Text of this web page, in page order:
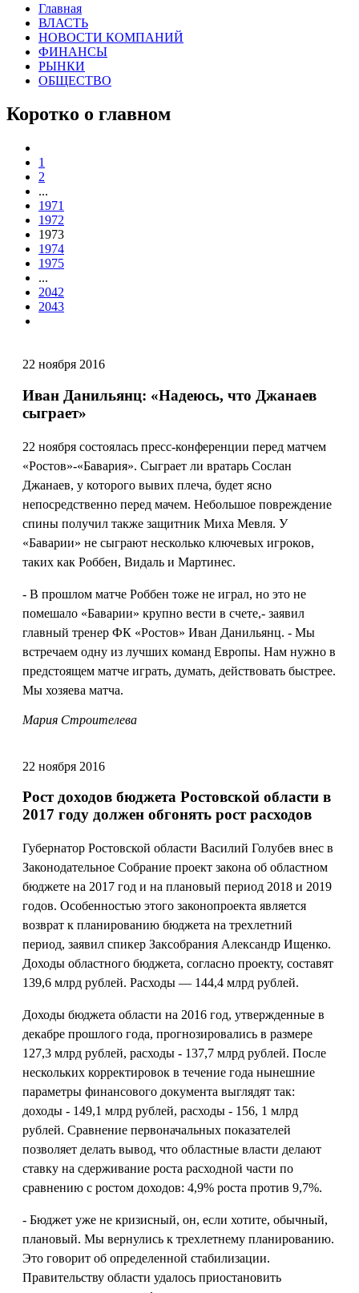
Главная
ВЛАСТЬ
НОВОСТИ КОМПАНИЙ
ФИНАНСЫ
РЫНКИ
ОБЩЕСТВО
Коротко о главном
1
2
...
1971
1972
1973
1974
1975
...
2042
2043
22 ноября 2016
Иван Данильянц: «Надеюсь, что Джанаев
сыграет»
22 ноября состоялась пресс-конференции перед матчем
«Ростов»-«Бавария». Сыграет ли вратарь Сослан
Джанаев, у которого вывих плеча, будет ясно
непосредственно перед мачем. Небольшое повреждение
спины получил также защитник Миха Мевля. У
«Баварии» не сыграют несколько ключевых игроков,
таких как Роббен, Видаль и Мартинес.
- В прошлом матче Роббен тоже не играл, но это не
помешало «Баварии» крупно вести в счете,- заявил
главный тренер ФК «Ростов» Иван Данильянц. - Мы
встречаем одну из лучших команд Европы. Нам нужно в
предстоящем матче играть, думать, действовать быстрее.
Мы хозяева матча.
Мария Строителева
22 ноября 2016
Рост доходов бюджета Ростовской области в
2017 году должен обгонять рост расходов
Губернатор Ростовской области Василий Голубев внес в
Законодательное Собрание проект закона об областном
бюджете на 2017 год и на плановый период 2018 и 2019
годов. Особенностью этого законопроекта является
возврат к планированию бюджета на трехлетний
период, заявил спикер Заксобрания Александр Ищенко.
Доходы областного бюджета, согласно проекту, составят
139,6 млрд рублей. Расходы — 144,4 млрд рублей.
Доходы бюджета области на 2016 год, утвержденные в
декабре прошлого года, прогнозировались в размере
127,3 млрд рублей, расходы - 137,7 млрд рублей. После
нескольких корректировок в течение года нынешние
параметры финансового документа выглядят так:
доходы - 149,1 млрд рублей, расходы - 156, 1 млрд
рублей. Сравнение первоначальных показателей
позволяет делать вывод, что областные власти делают
ставку на сдерживание роста расходной части по
сравнению с ростом доходов: 4,9% роста против 9,7%.
- Бюджет уже не кризисный, он, если хотите, обычный,
плановый. Мы вернулись к трехлетнему планированию.
Это говорит об определенной стабилизации.
Правительству области удалось приостановить